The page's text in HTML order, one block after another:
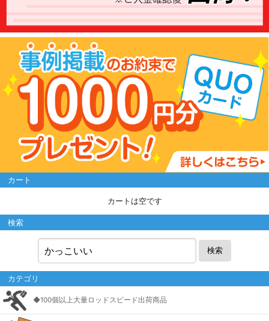
カート
カートは空です
検索
検索
カテゴリ
◆100個以上大量ロッドスピード出荷商品